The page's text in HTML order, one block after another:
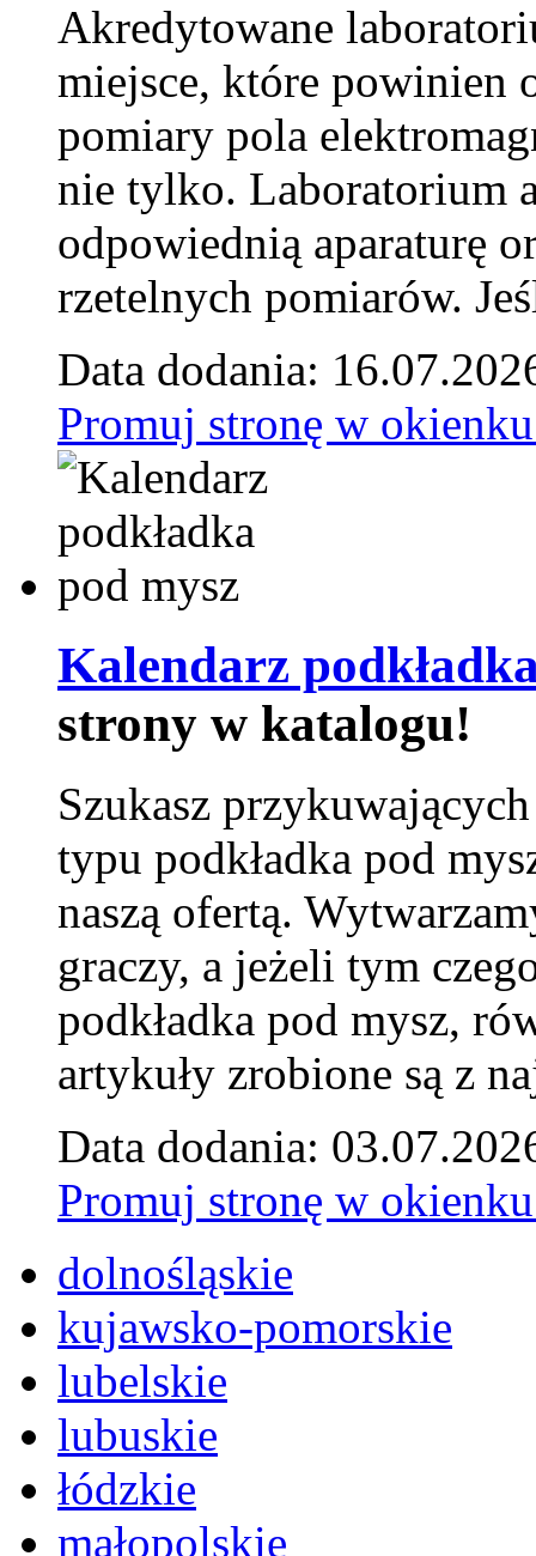
Akredytowane
miejsce, które powinien
pomiary pola
nie tylko. Laboratorium
odpowiednią aparaturę
rzetelnych pomiarów.
Data dodania:
Promuj stronę w
Kalendarz
strony w katalogu!
Szukasz
typu podkładka pod
naszą ofertą.
graczy, a jeżeli tym
podkładka pod mysz,
artykuły zrobione są z
Data dodania:
Promuj stronę w
dolnośląskie
kujawsko-pomorskie
lubelskie
lubuskie
łódzkie
małopolskie